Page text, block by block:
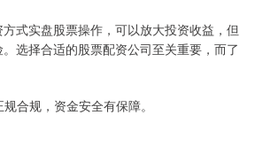
式实盘股票操作，可以放大投资收益，但
选择合适的股票配资公司至关重要，而了
合规，资金安全有保障。